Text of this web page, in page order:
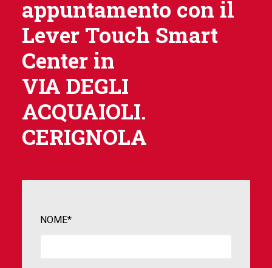
appuntamento con il
Lever Touch Smart
Center in
VIA DEGLI
ACQUAIOLI.
CERIGNOLA
NOME*